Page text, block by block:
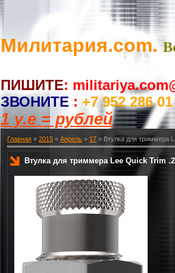
Милитария.com.
ПИШИТЕ:
ЗВОНИТЕ : +7 952 286
1 у.е = рублей
Главная » 2015 » Апрель » 17 » Втулка для триммера
Втулка для триммера Lee Quick Trim